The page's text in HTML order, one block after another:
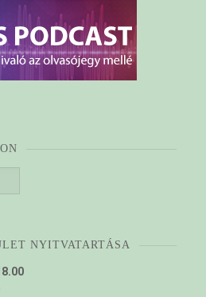
NYITVATARTÁSA